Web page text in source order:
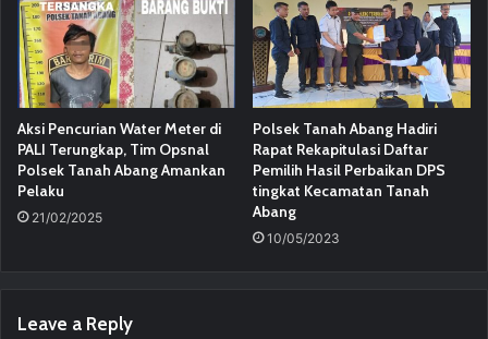
Aksi Pencurian Water Meter di
PALI Terungkap, Tim Opsnal
Polsek Tanah Abang Amankan
Pelaku
21/02/2025
Polsek Tanah Abang Hadiri
Rapat Rekapitulasi Daftar
Pemilih Hasil Perbaikan DPS
tingkat Kecamatan Tanah
Abang
10/05/2023
Leave a Reply